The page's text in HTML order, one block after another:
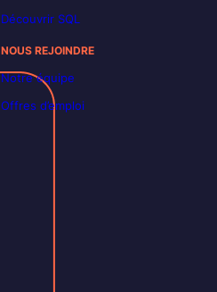
Découvrir SQL
NOUS REJOINDRE
Notre équipe
Offres d’emploi